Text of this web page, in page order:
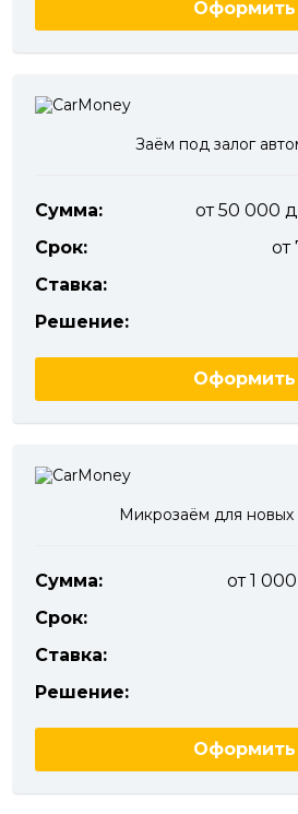
Оформить
Заём под залог
Сумма:
от 50 000
Срок:
от
Ставка:
Решение:
Оформить
Микрозаём для новых
Сумма:
от 1
Срок:
Ставка:
Решение:
Оформить